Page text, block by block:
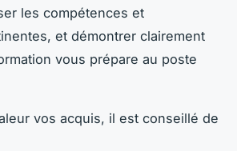
les compétences et
et démontrer clairement
vous prépare au poste
vos acquis, il est conseillé de